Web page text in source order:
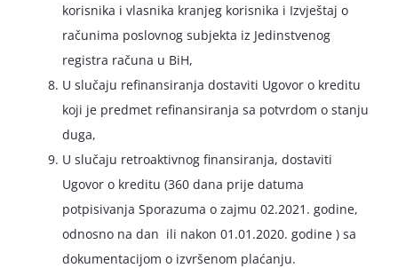
korisnika i vlasnika kranjeg korisnika i Izvještaj o
računima poslovnog subjekta iz Jedinstvenog
registra računa u BiH,
U slučaju refinansiranja dostaviti Ugovor o kreditu
koji je predmet refinansiranja sa potvrdom o stanju
duga,
U slučaju retroaktivnog finansiranja, dostaviti
Ugovor o kreditu (360 dana prije datuma
potpisivanja Sporazuma o zajmu 02.2021. godine,
odnosno na dan ili nakon 01.01.2020. godine ) sa
dokumentacijom o izvršenom plaćanju.